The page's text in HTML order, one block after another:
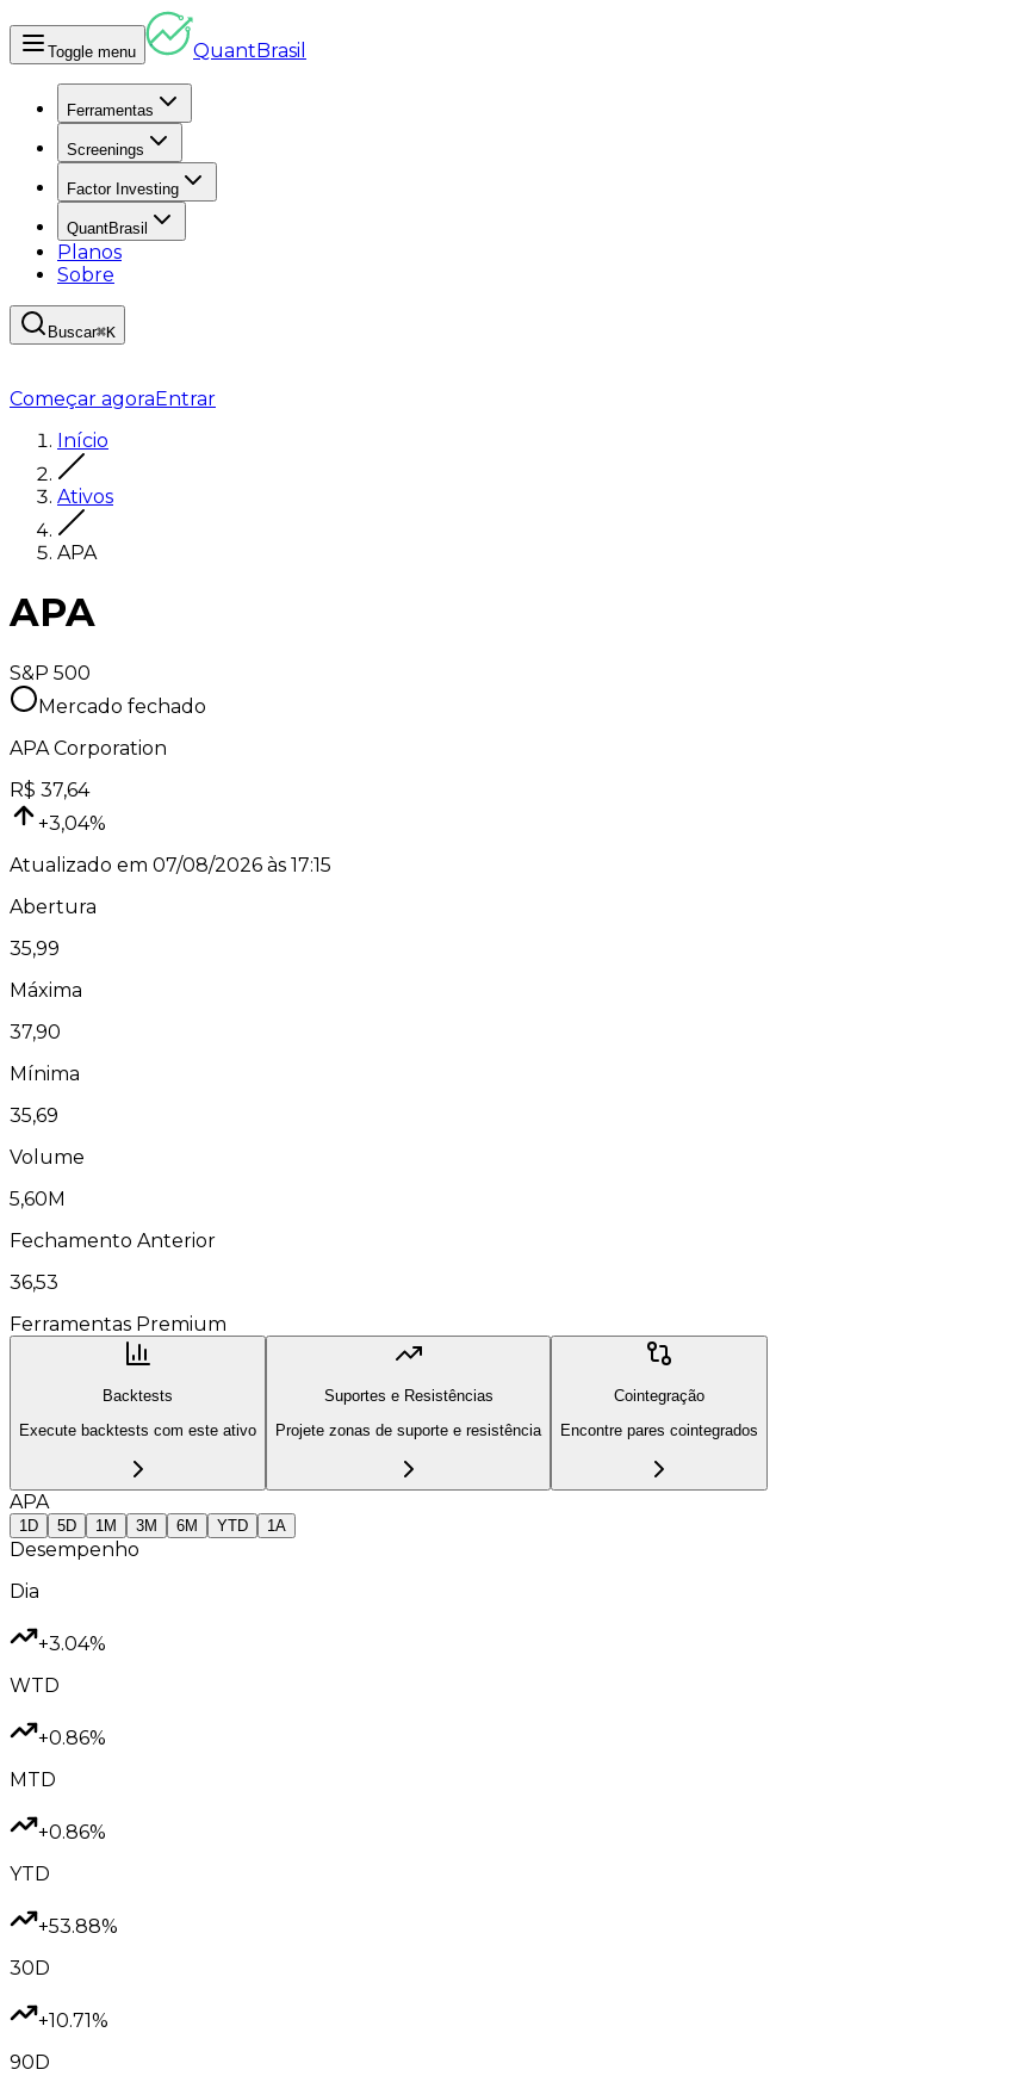
Toggle menu QuantBrasil
Ferramentas
Screenings
Factor Investing
QuantBrasil
Planos
Sobre
Buscar⌘K
Começar agoraEntrar
Início
Ativos
APA
APA
S&P 500
Mercado fechado
APA Corporation
R$ 37,64
+3,04%
Atualizado em 07/08/2026 às 17:15
Abertura
35,99
Máxima
37,90
Mínima
35,69
Volume
5,60M
Fechamento Anterior
36,53
Ferramentas Premium
Backtests
Execute backtests com este ativo
Suportes e Resistências
Projete zonas de suporte e resistência
Cointegração
Encontre pares cointegrados
APA
1D 5D 1M 3M 6M YTD 1A
Desempenho
Dia
+3.04%
WTD
+0.86%
MTD
+0.86%
YTD
+53.88%
30D
+10.71%
90D